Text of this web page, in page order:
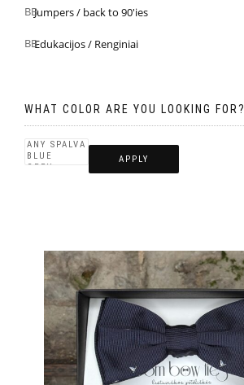
Jumpers / back to 90'ies
Edukacijos / Renginiai
WHAT COLOR ARE YOU LOOKING FOR?
APPLY